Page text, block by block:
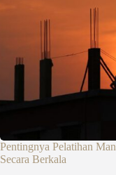
Pentingnya Pelatihan
Secara Berkala